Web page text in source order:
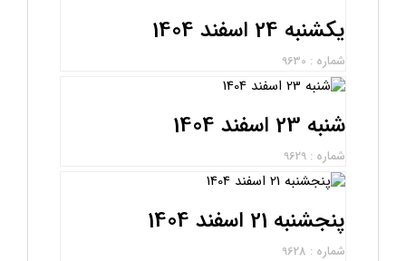
یکشنبه 24 اسفند 1404
شماره : 9630
شنبه 23 اسفند 1404
شماره : 9629
پنجشنبه 21 اسفند 1404
شماره : 9628